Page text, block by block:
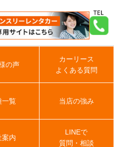
の声
カーリース
よくある質問
一覧 当店の強み
案内
LINEで
質問・相談